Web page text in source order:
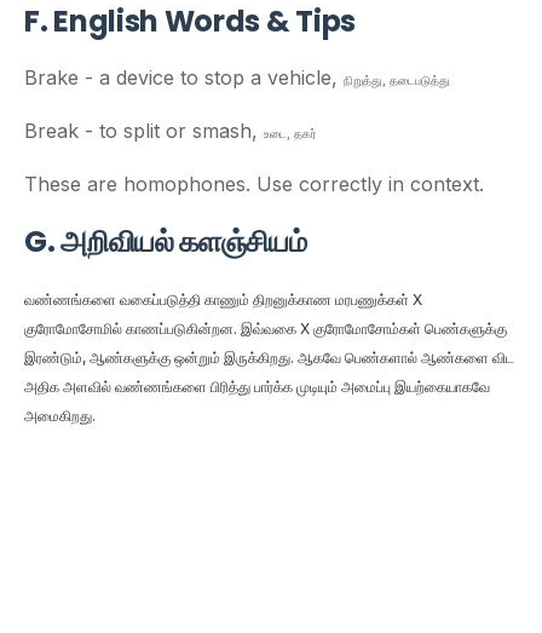
F. English Words & Tips
Brake - a device to stop a vehicle, நிறுத்து தடைபடுத்து
Break - to split or smash, உடை தகர்
These are homophones. Use correctly in context.
G. அறிவியல் களஞ்சியம்
வண்ணங்களை வகைப்படுத்தி காணும் திறனுக்காண மரபணுக்கள் X
குரோமோசோமில் காணப்படுகின்றன. இவ்வகை X குரோமோசோம்கள் பெண்களுக்கு
இரண்டும், ஆண்களுக்கு ஒன்றும் இருக்கிறது. ஆகவே பெண்களால் ஆண்களை விட
அதிக அளவில் வண்ணங்களை பிரித்து பார்க்க முடியும் அமைப்பு இயற்கையாகவே
அமைகிறது.